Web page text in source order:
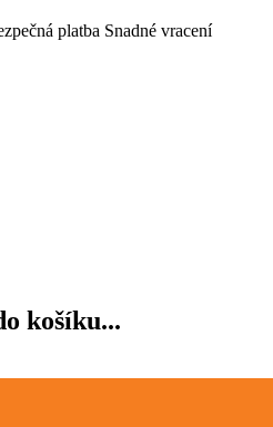
platba Snadné vracení
košíku...